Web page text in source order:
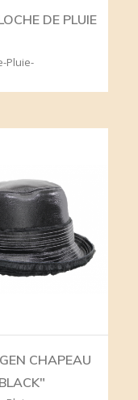
DE PLUIE
Pluie-
CHAPEAU